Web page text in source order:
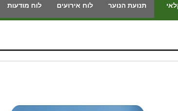
תנועת הנוער לוח אירועים לוח מודעות